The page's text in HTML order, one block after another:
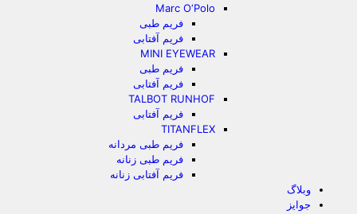
Marc O‘Polo
فریم طبی
فریم آفتابی
MINI EYEWEAR
فریم طبی
فریم آفتابی
TALBOT RUNHOF
فریم آفتابی
TITANFLEX
فریم طبی مردانه
فریم طبی زنانه
فریم آفتابی زنانه
وبلاگ
جوایز